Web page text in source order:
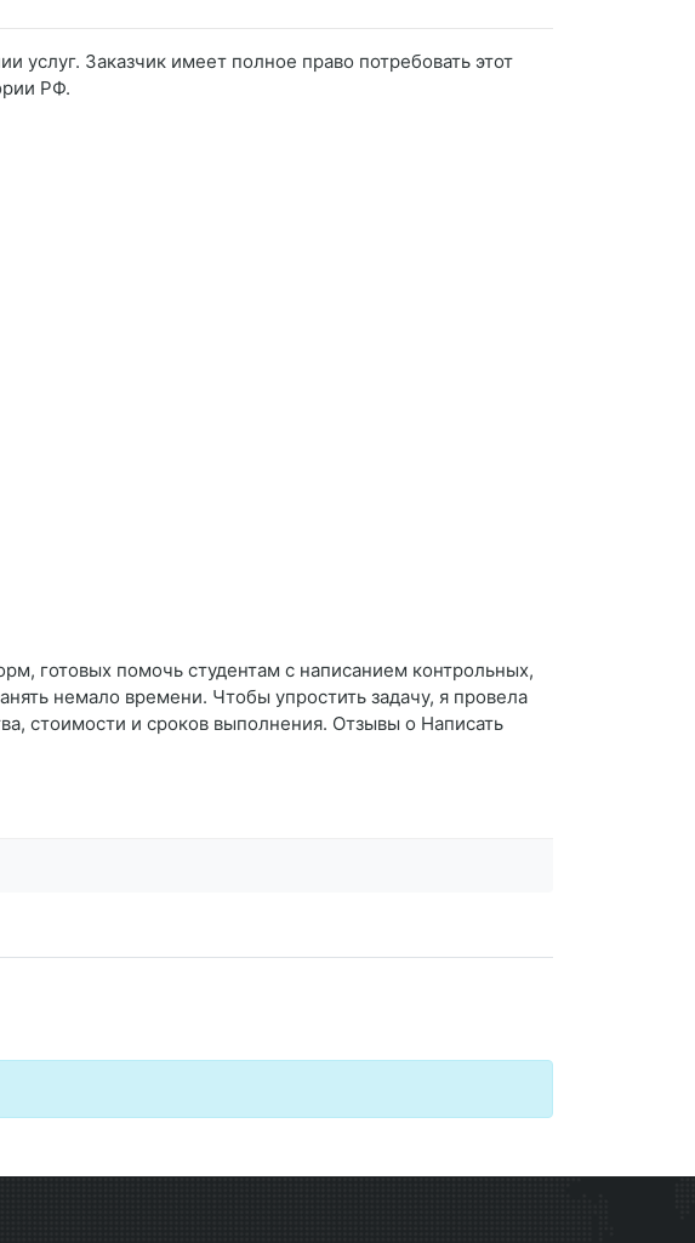
услуг. Заказчик имеет полное право потребовать этот
РФ.
готовых помочь студентам с написанием контрольных,
немало времени. Чтобы упростить задачу, я провела
стоимости и сроков выполнения. Отзывы о Написать